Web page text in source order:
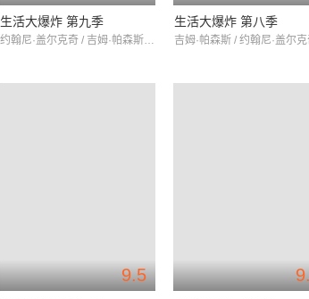
生活大爆炸 第九季
约翰尼·盖尔克奇 / 吉姆·帕森斯 / 凯莉·库柯
生活大爆炸 第八季
9.5